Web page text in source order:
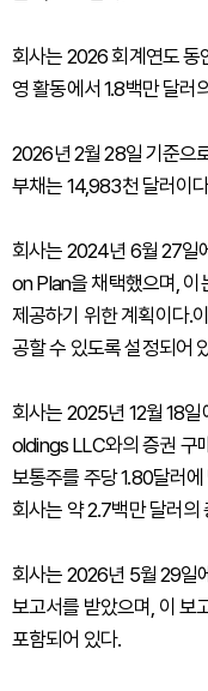
회사는 2026 회계연도 동
영 활동에서 1.8백만 달러
2026년 2월 28일 기준으
부채는 14,983천 달러이
회사는 2024년 6월 27
on Plan을 채택했으며, 이
제공하기 위한 계획이다.
공할 수 있도록 설정되어
회사는 2025년 12월 18
oldings LLC와의 증권 구
보통주를 주당 1.80달러
회사는 약 2.7백만 달러의
회사는 2026년 5월 29일
보고서를 받았으며, 이 보
포함되어 있다.